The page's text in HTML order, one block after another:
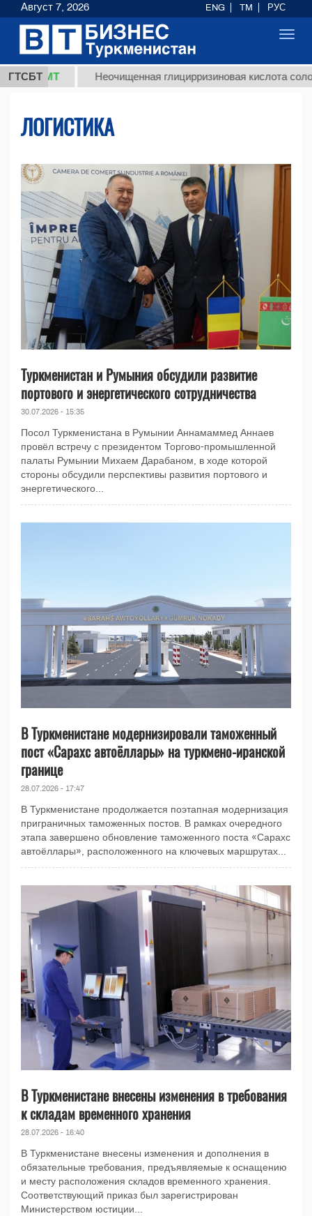
ГТСБТ Неочищенная глицирризиновая кислота солодкового
ЛОГИСТИКА
Туркменистан и Румыния обсудили развитие
портового и энергетического сотрудничества
30.07.2026 - 15:35
Посол Туркменистана в Румынии Аннамаммед Аннаев
провёл встречу с президентом Торгово-промышленной
палаты Румынии Михаем Дарабаном, в ходе которой
стороны обсудили перспективы развития портового и
энергетического...
В Туркменистане модернизировали таможенный
пост «Сарахс автоёллары» на туркмено-иранской
границе
28.07.2026 - 17:47
В Туркменистане продолжается поэтапная модернизация
приграничных таможенных постов. В рамках очередного
этапа завершено обновление таможенного поста «Сарахс
автоёллары», расположенного на ключевых маршрутах...
В Туркменистане внесены изменения в требования
к складам временного хранения
28.07.2026 - 16:40
В Туркменистане внесены изменения и дополнения в
обязательные требования, предъявляемые к оснащению
и месту расположения складов временного хранения.
Соответствующий приказ был зарегистрирован
Министерством юстиции...
Август 7, 2026 ENG TM РУС